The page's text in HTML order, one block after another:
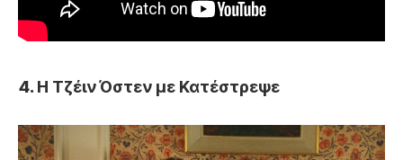
Η Τζέιν Όστεν με Κατέστρεψε